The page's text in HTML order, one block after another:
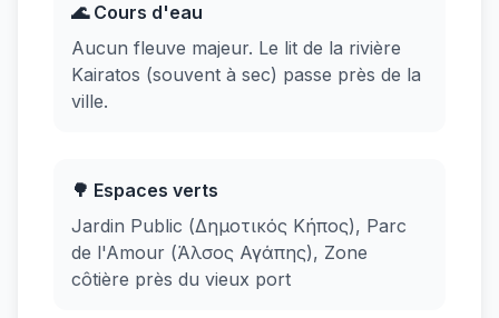
🌊 Cours d'eau
Aucun fleuve majeur. Le lit de la rivière
Kairatos (souvent à sec) passe près de la
ville.
🌳 Espaces verts
Jardin Public (Δημοτικός Κήπος), Parc
de l'Amour (Άλσος Αγάπης), Zone
côtière près du vieux port